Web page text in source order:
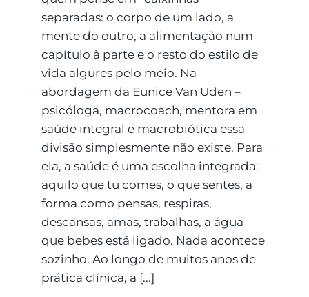
separadas: o corpo de um lado, a
mente do outro, a alimentação num
capítulo à parte e o resto do estilo de
vida algures pelo meio. Na
abordagem da Eunice Van Uden –
psicóloga, macrocoach, mentora em
saúde integral e macrobiótica essa
divisão simplesmente não existe. Para
ela, a saúde é uma escolha integrada:
aquilo que tu comes, o que sentes, a
forma como pensas, respiras,
descansas, amas, trabalhas, a água
que bebes está ligado. Nada acontece
sozinho. Ao longo de muitos anos de
prática clínica, a [...]